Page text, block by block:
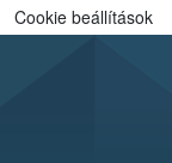
Cookie beállítások